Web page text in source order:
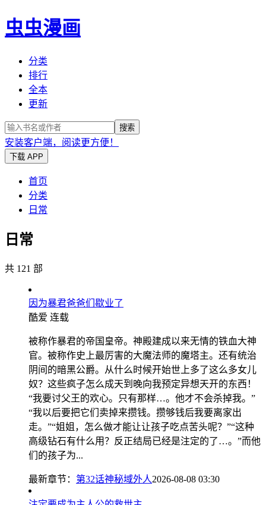
虫虫漫画
分类
排行
全本
更新
搜索
安装客户端，阅读更方便！
下载 APP
首页
分类
日常
日常
共 121 部
因为暴君爸爸们歇业了
酷爱 连载
被称作暴君的帝国皇帝。神殿建成以来无情的铁血大神
官。被称作史上最厉害的大魔法师的魔塔主。还有统治
阴间的暗黑公爵。从什么时候开始世上多了这么多女儿
奴？这些疯子怎么成天到晚向我预定异想天开的东西！
“我要讨父王的欢心。只有那样…。他才不会杀掉我。”
“我以后要把它们卖掉来攒钱。攒够钱后我要离家出
走。”“姐姐，怎么做才能让让孩子吃点苦头呢？”“这种
高级钻石有什么用？反正结局已经是注定的了…。”而他
们的孩子为...
最新章节： 第32话神秘域外人2026-08-08 03:30